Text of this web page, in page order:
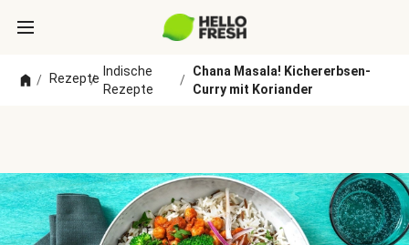
/ Rezepte
/
Indische
Rezepte
/
Chana Masala! Kichererbsen-
Curry mit Koriander